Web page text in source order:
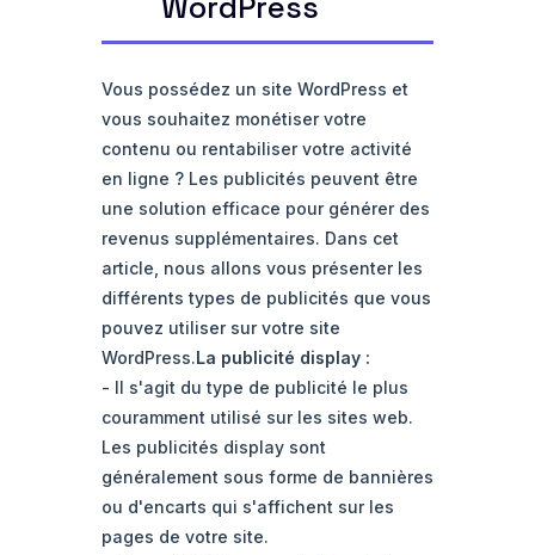
Vous possédez un site WordPress et
vous souhaitez monétiser votre
contenu ou rentabiliser votre activité
en ligne ? Les publicités peuvent être
une solution efficace pour générer des
revenus supplémentaires. Dans cet
article, nous allons vous présenter les
différents types de publicités que vous
pouvez utiliser sur votre site
WordPress.La publicité display :
- Il s'agit du type de publicité le plus
couramment utilisé sur les sites web.
Les publicités display sont
généralement sous forme de bannières
ou d'encarts qui s'affichent sur les
pages de votre site.